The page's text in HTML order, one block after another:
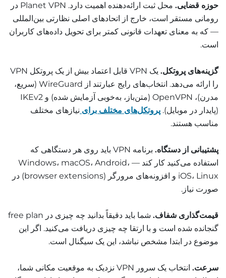
حوزه قضایی.
محل ثبت ارائه‌دهنده اهمیت دارد. Planet VPN در
رومانی مستقر است، خارج از اتحادهای اصلی نظارتی بین‌المللی
— که به معنای تعهدات قانونی کمتر برای تحویل داده‌های کاربران
است.
گزینه‌های پروتکل.
یک VPN قابل اعتماد بیش از یک پروتکل VPN
را ارائه می‌دهد. انتخاب‌های رایج عبارتند از WireGuard (سریع،
مدرن)، OpenVPN (متن‌باز، به‌خوبی آزمایش شده) و IKEv2
(پایدار در موبایل). پروتکل‌های مختلف برای نیازهای مختلف
مناسب هستند.
پشتیبانی از دستگاه.
برنامه VPN باید روی هر دستگاهی که
استفاده می‌کنید کار کند — Windows، macOS، Android،
iOS، Linux و افزونه‌های مرورگر (browser extensions) در
صورت نیاز.
قیمت‌گذاری شفاف.
شما باید دقیقاً بدانید چه چیزی در free plan
گنجانده شده است و با ارتقا چه چیزی دریافت می‌کنید. اگر این
موضوع در ابتدا مشخص نباشد، این یک سیگنال است.
سرعت.
انتخاب یک سرور VPN نزدیک به موقعیت مکانی شما،